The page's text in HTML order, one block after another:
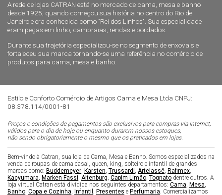
A rede de lojas CATRAN está no mercado de cama, mesa e banho
desde 1925, quando começou sua história no centro do Rio de
Janeiro e era conhecida como "Rei dos Linhos". Sua especialidade
eram peças em linho, cambraias, rendas e bordados.
Durante sua trajetória especializou-se no segmento de enxovais e
fortaleceu sua marca tornando-se uma referência no comércio de
produtos para cama, mesa e banho.
Estilo e Conforto Comércio de Artigos Cama e Mesa Ltda CNPJ:
08.378.114/0001-81
Preços e condições de pagamentos são exclusivos para compras via Internet,
válidos para o dia de hoje ou enquanto durarem nossos estoques,
não sendo obrigatoriamente o mesmo que os praticados em lojas.
Bem-vindo à Catran, sua loja de Cama, Mesa e Banho. Somos especializados na
venda de roupas de cama casal, queen, king, solteiro e infantil de grandes
marcas como: Buddemeyer Karsten Trussardi Artelassê Rafimex
Kacyumara Marken Fassi Altenburg Capim Limão Tognato dentre outros. A
loja virtual Catran está dividida nos seguintes departamentos: Cama Mesa
Banho Copa e Cozinha Infantil Presentes e Perfumaria . Comercializamos